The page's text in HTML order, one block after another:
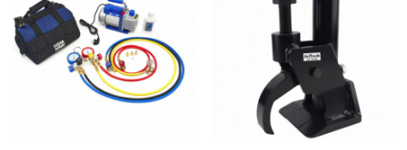
combustibil
Scule sistem franare
Scule speciale
Scule supape
Scule suspensie